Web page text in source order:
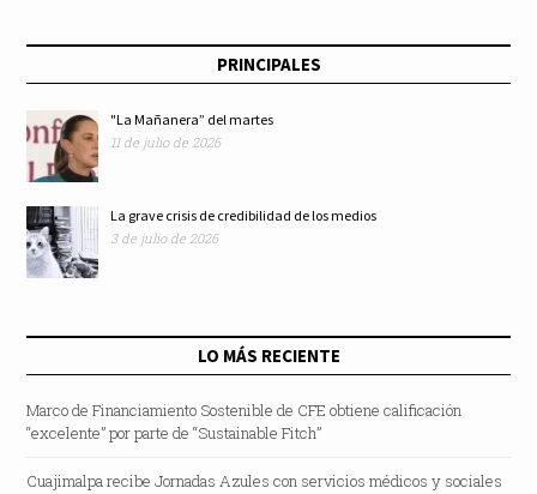
PRINCIPALES
"La Mañanera” del martes
11 de julio de 2026
La grave crisis de credibilidad de los medios
3 de julio de 2026
LO MÁS RECIENTE
Marco de Financiamiento Sostenible de CFE obtiene calificación
“excelente” por parte de “Sustainable Fitch”
Cuajimalpa recibe Jornadas Azules con servicios médicos y sociales